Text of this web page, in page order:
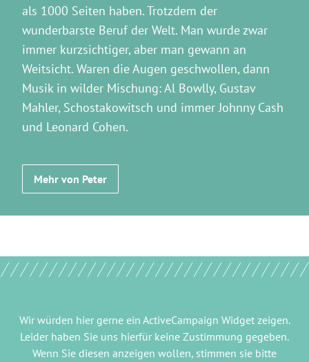
als 1000 Seiten haben. Trotzdem der
wunderbarste Beruf der Welt. Man wurde zwar
immer kurzsichtiger, aber man gewann an
Weitsicht. Waren die Augen geschwollen, dann
Musik in wilder Mischung: Al Bowlly, Gustav
Mahler, Schostakowitsch und immer Johnny Cash
und Leonard Cohen.
Mehr von Peter
Wir würden hier gerne ein ActiveCampaign Widgetzeigen.
Leider haben Sie uns hierfür keine Zustimmung gegeben.
Wenn Sie diesen anzeigen wollen, stimmen sie bitte